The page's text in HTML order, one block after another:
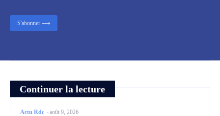
Continuer la lecture
Actu Rdc -août 9, 2026
S'abonner ⟶